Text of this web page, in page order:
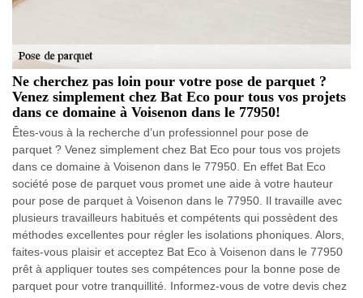
Ne cherchez pas loin pour votre pose de parquet ?
Venez simplement chez Bat Eco pour tous vos projets
dans ce domaine à Voisenon dans le 77950!
Êtes-vous à la recherche d’un professionnel pour pose de
parquet ? Venez simplement chez Bat Eco pour tous vos projets
dans ce domaine à Voisenon dans le 77950. En effet Bat Eco
société pose de parquet vous promet une aide à votre hauteur
pour pose de parquet à Voisenon dans le 77950. Il travaille avec
plusieurs travailleurs habitués et compétents qui possèdent des
méthodes excellentes pour régler les isolations phoniques. Alors,
faites-vous plaisir et acceptez Bat Eco à Voisenon dans le 77950
prêt à appliquer toutes ses compétences pour la bonne pose de
parquet pour votre tranquillité. Informez-vous de votre devis chez